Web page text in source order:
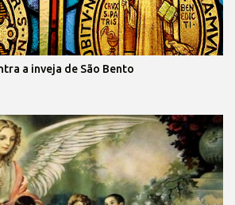
a inveja de São Bento